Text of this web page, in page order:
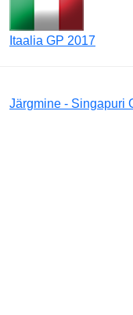
Itaalia GP 2017
Järgmine - Singapuri